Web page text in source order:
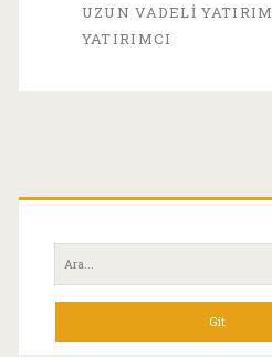
UZUN VADELI YATIRIM
YATIRIMCI
Birincil
Yan
Menü
Ara: